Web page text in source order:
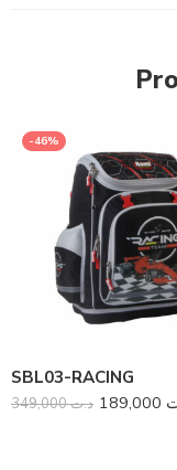
-46%
SBL03-RACING
د.ت349,000